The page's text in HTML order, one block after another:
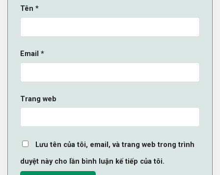
Tên *
Email *
Trang web
Lưu tên của tôi, email, và trang web trong trình
duyệt này cho lần bình luận kế tiếp của tôi.